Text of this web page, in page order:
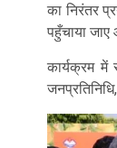
का निरंतर
पहुँचाया
कार्यक्रम में